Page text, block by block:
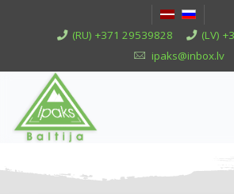
(RU) +371 29539828
(LV)
ipaks@inbox.lv